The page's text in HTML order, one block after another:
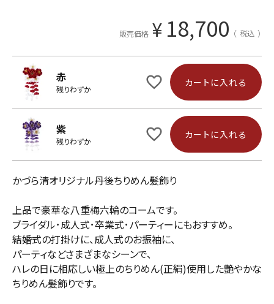
販売価格 ¥ 18,700 税込
赤
残りわずか
カートに入れる
紫
残りわずか
カートに入れる
かづら清オリジナル丹後ちりめん髪飾り
上品で豪華な八重梅六輪のコームです。
ブライダル･成人式･卒業式･パーティーにもおすすめ。
結婚式の打掛けに、成人式のお振袖に、
パーティなどさまざまなシーンで、
ハレの日に相応しい極上のちりめん(正絹)使用した艶やかな
ちりめん髪飾りです。